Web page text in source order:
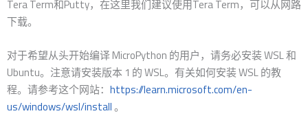
Tera Term和Putty，在这里我们建议使用Tera Term，可以从网路
下载。
对于希望从头开始编译 MicroPython 的用户，请务必安装 WSL 和
Ubuntu。注意请安装版本 1 的 WSL。有关如何安装 WSL 的教
程。请参考这个网站： https://learn.microsoft.com/en-
us/windows/wsl/install。